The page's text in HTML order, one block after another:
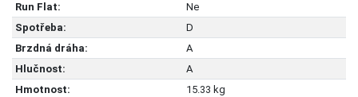
Run Flat:
Ne
Spotřeba:
D
Brzdná dráha:
A
Hlučnost:
A
Hmotnost:
15.33 kg